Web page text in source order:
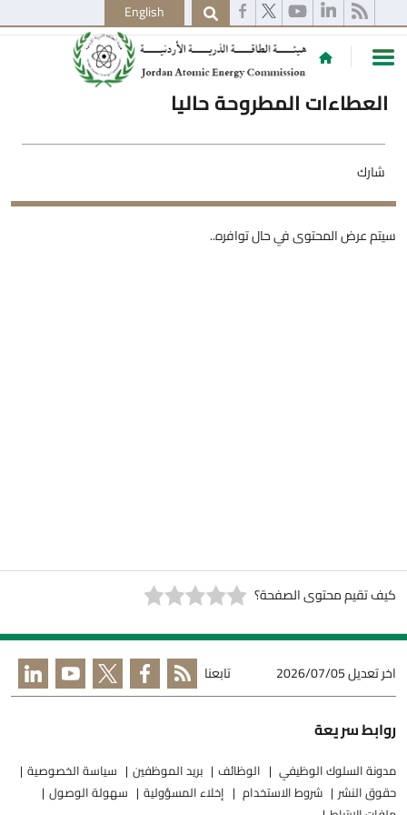
English
العطاءات المطروحة حاليا
شارك
سيتم عرض المحتوى في حال توافره..
كيف تقيم محتوى الصفحة؟
اخر تعديل2026/07/05 تابعنا
روابط سريعة
مدونة السلوك الوظيفي الوظائف بريد الموظفين
سياسة الخصوصية
حقوق النشر
شروط الاستخدام إخلاء المسؤولية
سهولة الوصول